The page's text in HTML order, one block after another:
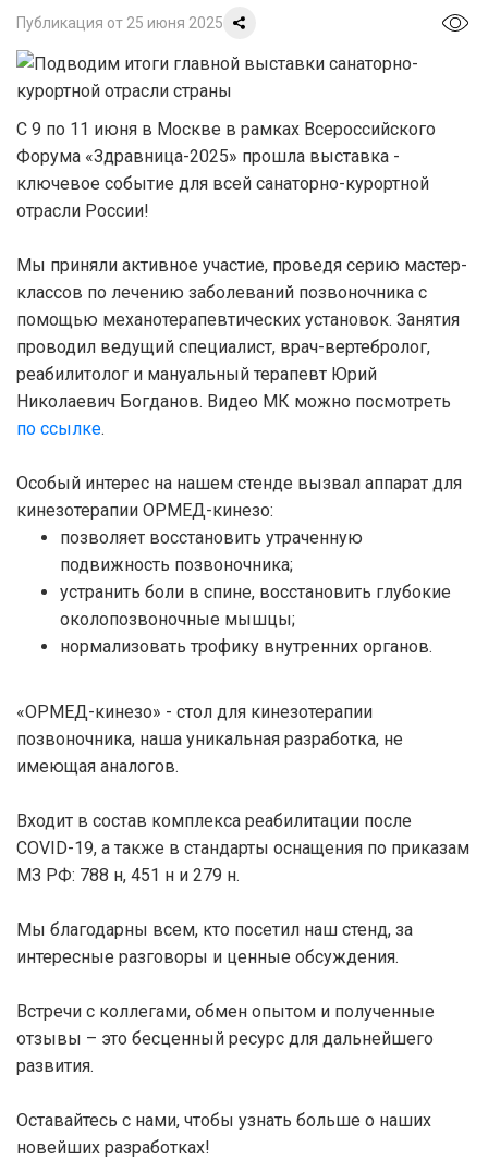
Публикация от 25 июня 2025
С 9 по 11 июня в Москве в рамках Всероссийского
Форума «Здравница-2025» прошла выставка -
ключевое событие для всей санаторно-курортной
отрасли России!
Мы приняли активное участие, проведя серию мастер-
классов по лечению заболеваний позвоночника с
помощью механотерапевтических установок. Занятия
проводил ведущий специалист, врач-вертебролог,
реабилитолог и мануальный терапевт Юрий
Николаевич Богданов. Видео МК можно посмотреть
по ссылке.
Особый интерес на нашем стенде вызвал аппарат для
кинезотерапии ОРМЕД-кинезо:
позволяет восстановить утраченную
подвижность позвоночника;
устранить боли в спине, восстановить глубокие
околопозвоночные мышцы;
нормализовать трофику внутренних органов.
«ОРМЕД-кинезо» - стол для кинезотерапии
позвоночника, наша уникальная разработка, не
имеющая аналогов.
Входит в состав комплекса реабилитации после
COVID-19, а также в стандарты оснащения по приказам
МЗ РФ: 788 н, 451 н и 279 н.
Мы благодарны всем, кто посетил наш стенд, за
интересные разговоры и ценные обсуждения.
Встречи с коллегами, обмен опытом и полученные
отзывы – это бесценный ресурс для дальнейшего
развития.
Оставайтесь с нами, чтобы узнать больше о наших
новейших разработках!